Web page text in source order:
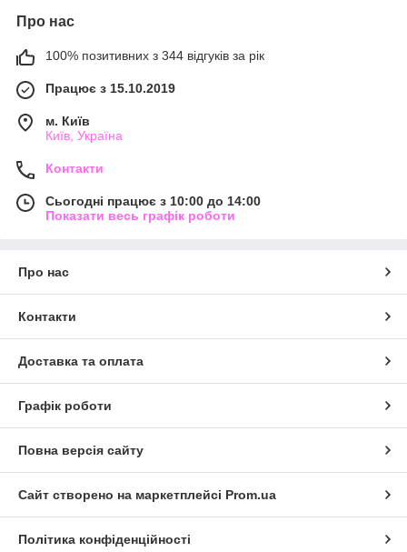
Про нас
100% позитивних з 344 відгуків за рік
Працює з 15.10.2019
м. Київ
Київ, Україна
Контакти
Сьогодні працює з 10:00 до 14:00
Показати весь графік роботи
Про нас
Контакти
Доставка та оплата
Графік роботи
Повна версія сайту
Сайт створено на маркетплейсі Prom.ua
Політика конфіденційності